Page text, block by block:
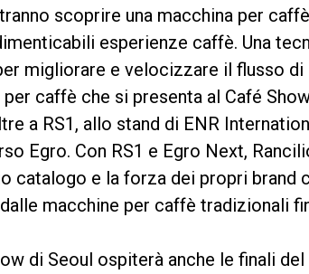
scoprire una macchina per
esperienze caffè. Una
migliorare e velocizzare il flusso
per caffè che si presenta al Café
a RS1, allo stand di ENR
Egro. Con RS1 e Egro Next,
catalogo e la forza dei propri
macchine per caffè tradizionali
di Seoul ospiterà anche le finali